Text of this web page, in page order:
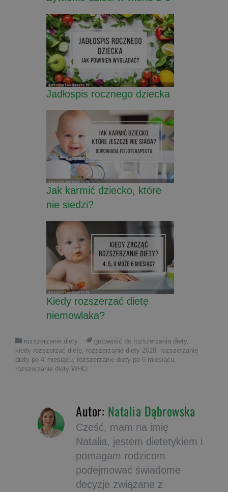
Jadłospis rocznego dziecka
Jak karmić dziecko, które
nie siedzi?
Kiedy rozszerzać dietę
niemowlaka?
rozszerzanie diety gotowość do rozszerzania diety
kiedy rozszerzać dietę rozszerzanie diety 2019 rozszerzanie
diety po 4 miesiącu
rozszerzanie diety po 6 miesiącu
rozszerzanie diety WHO
Autor: Natalia Dąbrowska
Cześć, mam na imię
Natalia, jestem dietetykiem i
pomagam rodzicom
podejmować świadome
decyzje związane z